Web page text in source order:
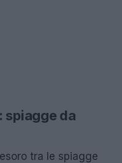
spiagge da
tra le spiagge